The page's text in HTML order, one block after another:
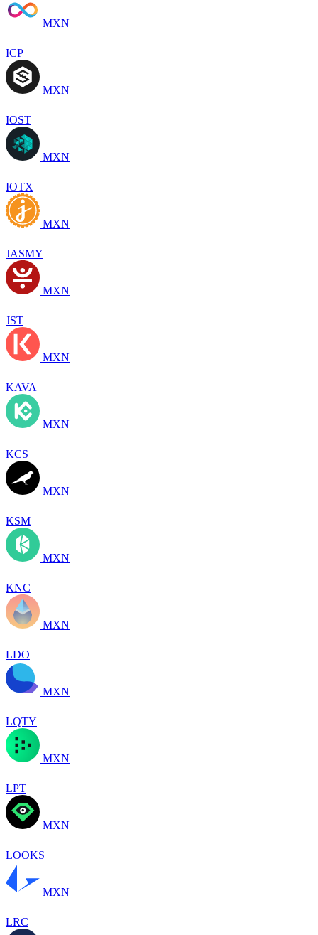
MXN
ICP
MXN
IOST
MXN
IOTX
MXN
JASMY
MXN
JST
MXN
KAVA
MXN
KCS
MXN
KSM
MXN
KNC
MXN
LDO
MXN
LQTY
MXN
LPT
MXN
LOOKS
MXN
LRC